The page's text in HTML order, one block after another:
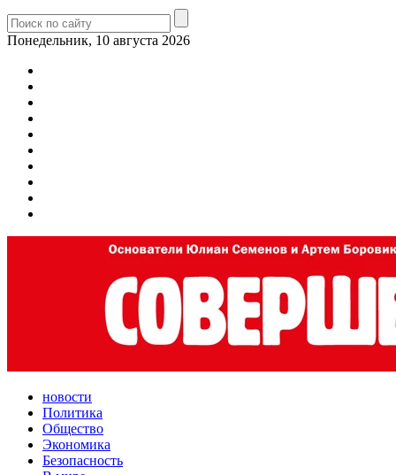
Понедельник, 10 августа 2026
новости
Политика
Общество
Экономика
Безопасность